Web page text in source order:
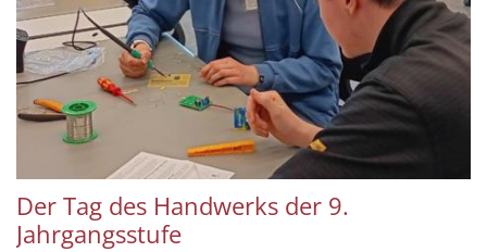
Der Tag des Handwerks der 9.
Jahrgangsstufe